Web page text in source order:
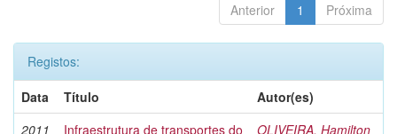
Anterior 1 Próxima
Registos:
Data
Título
Autor(es)
2011
Infraestrutura de transportes do
OLIVEIRA, Hamilton